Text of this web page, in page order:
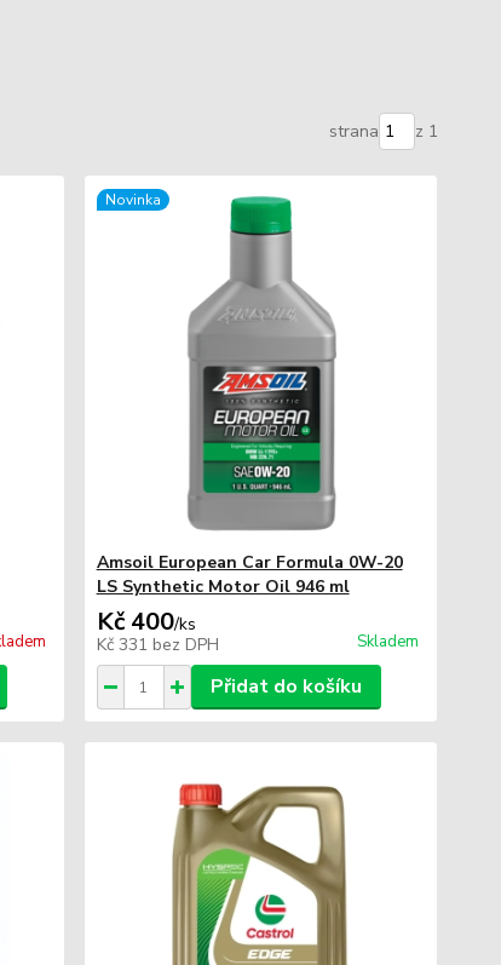
strana z 1
Novinka
Amsoil European Car Formula 0W-20
LS Synthetic Motor Oil 946 ml
Kč 400/ks
Kč 331 bez DPH Skladem
Přidat do košíku